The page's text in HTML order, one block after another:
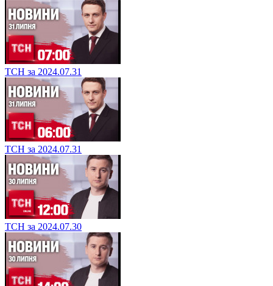
ТСН за 2024.07.31
ТСН за 2024.07.31
ТСН за 2024.07.30